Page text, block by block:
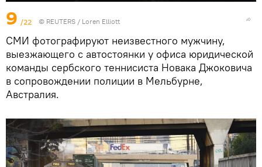
9 /22 © REUTERS / Loren Elliott
СМИ фотографируют неизвестного мужчину,
выезжающего с автостоянки у офиса юридической
команды сербского теннисиста Новака Джоковича
в сопровождении полиции в Мельбурне,
Австралия.